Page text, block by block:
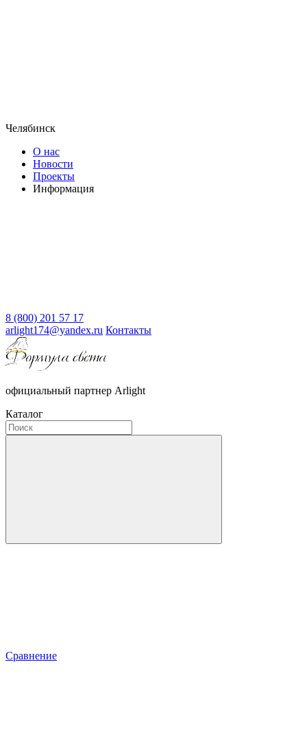
Челябинск
О нас
Новости
Проекты
Информация
8 (800) 201 57 17
arlight174@yandex.ru Контакты
официальный партнер Arlight
Каталог
Сравнение